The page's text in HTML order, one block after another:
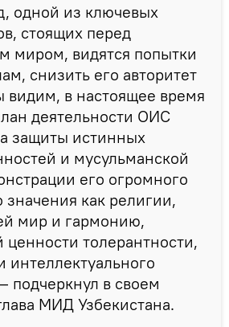
одной из ключевых
стоящих перед
миром, видятся попытки
снизить его авторитет
видим, в настоящее время
деятельности ОИС
защиты истинных
и мусульманской
его огромного
значения как религии,
мир и гармонию,
толерантности,
интеллектуального
подчеркнул в своем
МИД Узбекистана.